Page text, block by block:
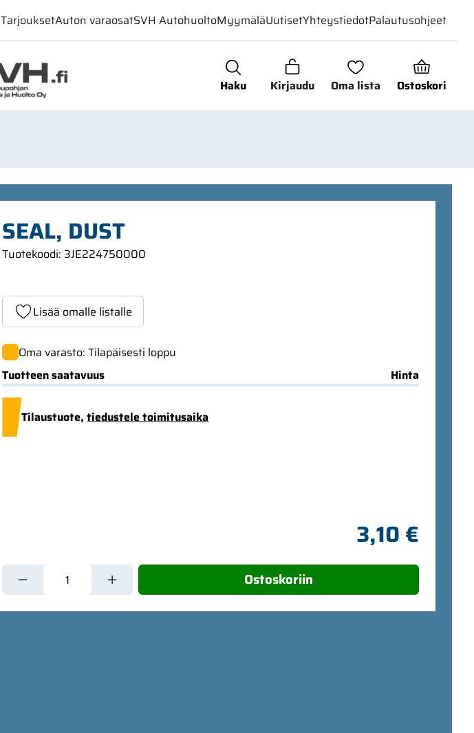
Haku Kirjaudu Oma lista Ostoskori
TarjouksetAuton varaosatSVH AutohuoltoMyymäläUutisetYhteystiedotPalautusohjeet
SEAL, DUST
Tuotekoodi: 3JE224750000
Lisää omalle listalle
Oma varasto: Tilapäisesti loppu
Tuotteen saatavuus
Hinta
Tilaustuote,tiedustele toimitusaika
3,10 €
Ostoskoriin